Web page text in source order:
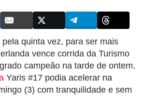
quinta vez, para ser mais
vence corrida da Turismo
campeão na tarde de ontem,
Yaris #17 podia acelerar na
(3) com tranquilidade e sem